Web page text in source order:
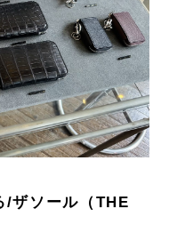
/ザソール（THE